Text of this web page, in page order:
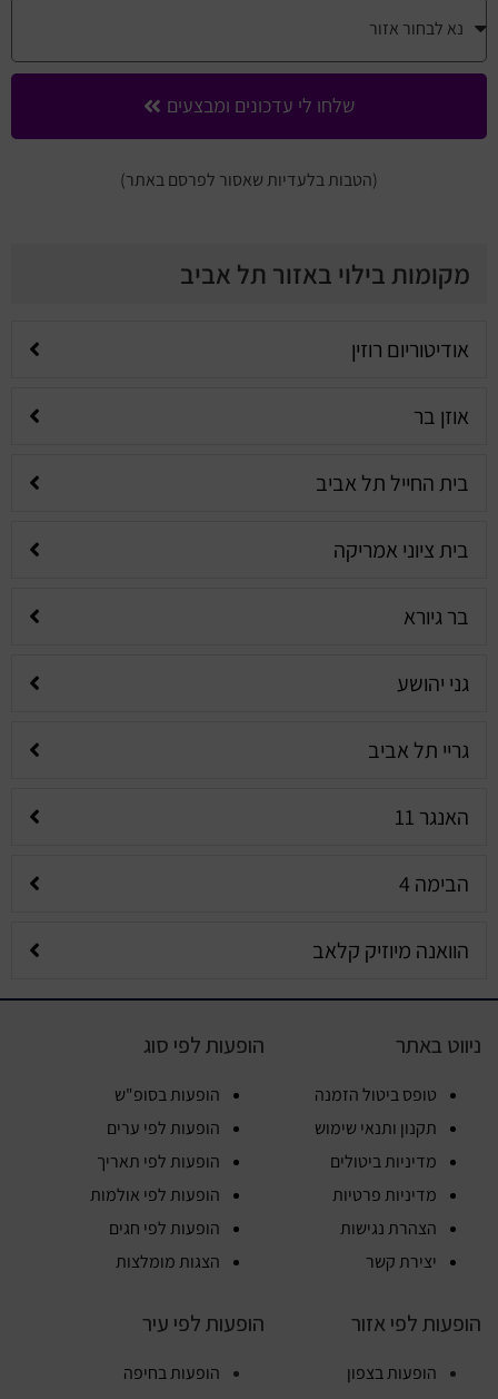
שלחו לי עדכונים ומבצעים
(הטבות בלעדיות שאסור לפרסם באתר)
מקומות בילוי באזור תל אביב
אודיטוריום רוזין
אוזן בר
בית החייל תל אביב
בית ציוני אמריקה
בר גיורא
גני יהושע
גריי תל אביב
האנגר 11
הבימה 4
הוואנה מיוזיק קלאב
ניווט באתר
טופס ביטול הזמנה
תקנון ותנאי שימוש
מדיניות ביטולים
מדיניות פרטיות
הצהרת נגישות
יצירת קשר
הופעות לפי סוג
הופעות בסופ"ש
הופעות לפי ערים
הופעות לפי תאריך
הופעות לפי אולמות
הופעות לפי חגים
הצגות מומלצות
הופעות לפי אזור
הופעות בצפון
הופעות לפי עיר
הופעות בחיפה